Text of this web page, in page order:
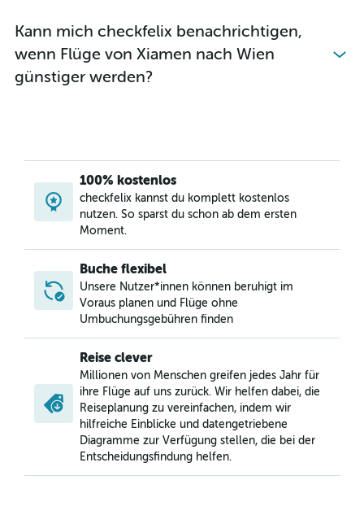
Kann mich checkfelix benachrichtigen,
wenn Flüge von Xiamen nach Wien
günstiger werden?
100% kostenlos
checkfelix kannst du komplett kostenlos
nutzen. So sparst du schon ab dem ersten
Moment.
Buche flexibel
Unsere Nutzer*innen können beruhigt im
Voraus planen und Flüge ohne
Umbuchungsgebühren finden
Reise clever
Millionen von Menschen greifen jedes Jahr für
ihre Flüge auf uns zurück. Wir helfen dabei, die
Reiseplanung zu vereinfachen, indem wir
hilfreiche Einblicke und datengetriebene
Diagramme zur Verfügung stellen, die bei der
Entscheidungsfindung helfen.